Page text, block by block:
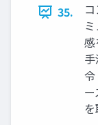
35.
令